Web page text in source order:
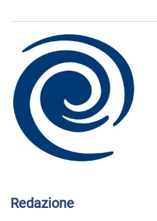
Redazione